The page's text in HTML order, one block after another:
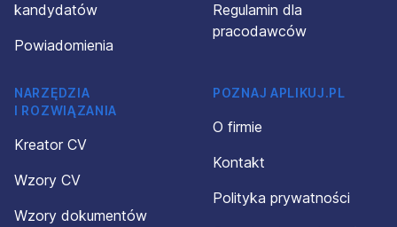
kandydatów
Powiadomienia
Regulamin dla
pracodawców
NARZĘDZIA
I ROZWIĄZANIA
Kreator CV
Wzory CV
Wzory dokumentów
POZNAJ APLIKUJ.PL
O firmie
Kontakt
Polityka prywatności